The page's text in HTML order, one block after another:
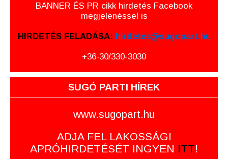
BANNER ÉS PR cikk hirdetés Facebook
megjelenéssel is
HIRDETÉS FELADÁSA: hirdetes@sugopart.hu
+36-30/330-3030
SUGÓ PARTI HÍREK
www.sugopart.hu
ADJA FEL LAKOSSÁGI
APRÓHIRDETÉSÉT INGYEN ITT!